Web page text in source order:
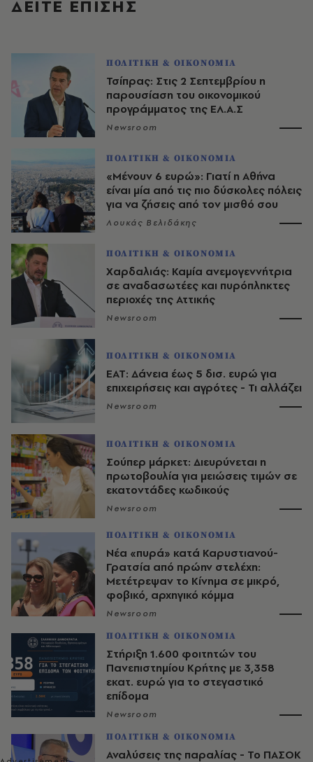
ΔΕΙΤΕ ΕΠΙΣΗΣ
ΠΟΛΙΤΙΚΗ & ΟΙΚΟΝΟΜΙΑ
Τσίπρας: Στις 2 Σεπτεμβρίου η
παρουσίαση του οικονομικού
προγράμματος της ΕΛ.Α.Σ
Newsroom
ΠΟΛΙΤΙΚΗ & ΟΙΚΟΝΟΜΙΑ
«Μένουν 6 ευρώ»: Γιατί η Αθήνα
είναι μία από τις πιο δύσκολες πόλεις
για να ζήσεις από τον μισθό σου
Λουκάς Βελιδάκης
ΠΟΛΙΤΙΚΗ & ΟΙΚΟΝΟΜΙΑ
Χαρδαλιάς: Καμία ανεμογεννήτρια
σε αναδασωτέες και πυρόπληκτες
περιοχές της Αττικής
Newsroom
ΠΟΛΙΤΙΚΗ & ΟΙΚΟΝΟΜΙΑ
ΕΑΤ: Δάνεια έως 5 δισ. ευρώ για
επιχειρήσεις και αγρότες - Τι αλλάζει
Newsroom
ΠΟΛΙΤΙΚΗ & ΟΙΚΟΝΟΜΙΑ
Σούπερ μάρκετ: Διευρύνεται η
πρωτοβουλία για μειώσεις τιμών σε
εκατοντάδες κωδικούς
Newsroom
ΠΟΛΙΤΙΚΗ & ΟΙΚΟΝΟΜΙΑ
Νέα «πυρά» κατά Καρυστιανού-
Γρατσία από πρώην στελέχη:
Μετέτρεψαν το Κίνημα σε μικρό,
φοβικό, αρχηγικό κόμμα
Newsroom
ΠΟΛΙΤΙΚΗ & ΟΙΚΟΝΟΜΙΑ
Στήριξη 1.600 φοιτητών του
Πανεπιστημίου Κρήτης με 3,358
εκατ. ευρώ για το στεγαστικό
επίδομα
Newsroom
ΠΟΛΙΤΙΚΗ & ΟΙΚΟΝΟΜΙΑ
Αναλύσεις της παραλίας - Το ΠΑΣΟΚ